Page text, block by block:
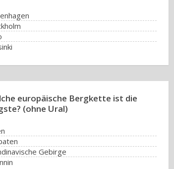
europäische Bergkette ist die
(ohne Ural)
Gebirge